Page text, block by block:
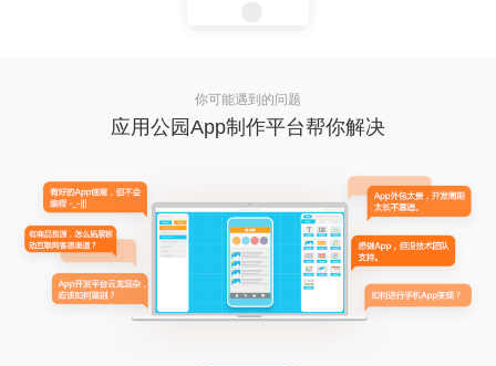
你可能遇到的问题
应用公园App制作平台帮你解决